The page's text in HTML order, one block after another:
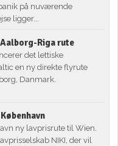
på nuværende
ligger...
Riga rute
det lettiske
en ny direkte flyrute
Danmark.
ny lavprisrute til Wien.
NIKI, der vil